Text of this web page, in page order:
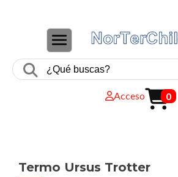
CAMBIAR NAVEGACIÓN
Acceso 0
Termo Ursus Trotter